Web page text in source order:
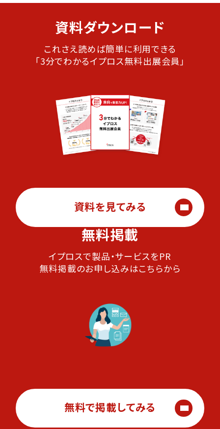
資料ダウンロード
これさえ読めば簡単に利用できる
「3分でわかるイプロス無料出展会員」
資料を見てみる
無料掲載
イプロスで製品・サービスをPR
無料掲載のお申し込みはこちらから
無料で掲載してみる